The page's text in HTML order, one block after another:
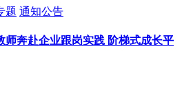
题 通知公告
师奔赴企业跟岗实践 阶梯式成长平